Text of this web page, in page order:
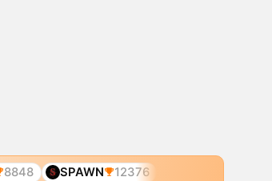
8848 SPAWN 12376